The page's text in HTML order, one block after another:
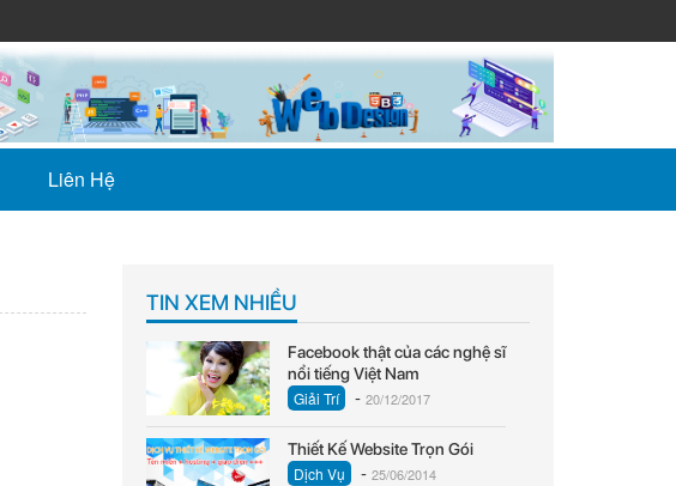
Liên Hệ
TIN XEM NHIỀU
Facebook thật của các nghệ sĩ
nổi tiếng Việt Nam
Giải Trí - 20/12/2017
Thiết Kế Website Trọn Gói
Dịch Vụ - 25/06/2014